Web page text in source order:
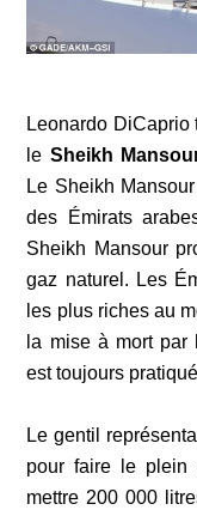
Leonardo DiCaprio
le Sheikh
Le Sheikh
des Émirats
Sheikh Mansour
gaz naturel. Les
les plus riches au
la mise à mort par
est toujours
Le gentil
pour faire le plein
mettre 200 000